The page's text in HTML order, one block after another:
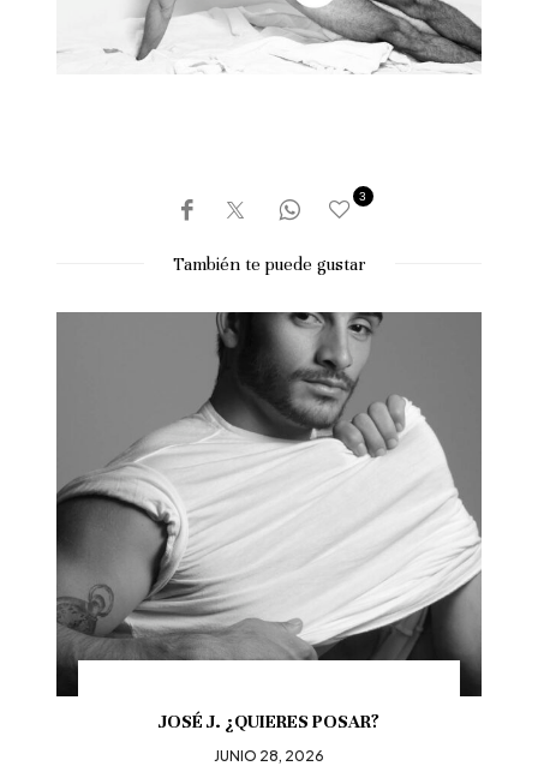
3
También te puede gustar
JOSÉ J. ¿QUIERES POSAR?
JUNIO 28, 2026